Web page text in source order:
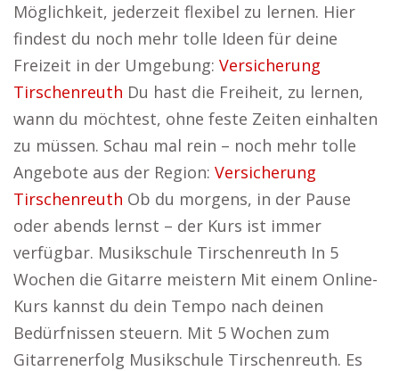
Möglichkeit, jederzeit flexibel zu lernen. Hier
findest du noch mehr tolle Ideen für deine
Freizeit in der Umgebung: Versicherung
Tirschenreuth Du hast die Freiheit, zu lernen,
wann du möchtest, ohne feste Zeiten einhalten
zu müssen. Schau mal rein – noch mehr tolle
Angebote aus der Region: Versicherung
Tirschenreuth Ob du morgens, in der Pause
oder abends lernst – der Kurs ist immer
verfügbar. Musikschule Tirschenreuth In 5
Wochen die Gitarre meistern Mit einem Online-
Kurs kannst du dein Tempo nach deinen
Bedürfnissen steuern. Mit 5 Wochen zum
Gitarrenerfolg Musikschule Tirschenreuth. Es